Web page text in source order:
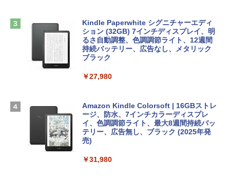
Apple 2026 MacBook Air M5チップ搭載
13インチノートブック：AIとApple Intell
igence、13.6インチLiquid Retinaディ
スプレイ、16GBユニファイドメモリ、1
ームカメラ、日本語キーボード、Touch I
￥261,414
【Amazon.co.jp限定】 HP ノートパソコ
ン 15-fd 15.6インチ 16GBメモリ 512GB
インゲームコード】 ロブロックス | オン
ラインコード版
￥3,200
Robloxギフトカード - 1000 Robux 【限
ラインコード版
￥1,600
ト): Java & Bedrock Edition | オンライ
にもKindle出版にも！ 非エンジニアのた
めのAIコーディング入門シリーズ
￥99
1冊ですべて身につくHTML & CSSとWe
￥1,292
FM TOWNS ハイパー・カタログ: 本体ハ
ェクトリストと最新エミュレータ紹介
Kindle Paperwhite シグニチャーエディ
ション (32GB) 7インチディスプレイ、明
るさ自動調整、色調調節ライト、12週間
持続バッテリー、広告なし、メタリック
ブラック
￥27,980
Amazon Kindle Colorsoft | 16GBストレ
ージ、防水、7インチカラーディスプレ
イ、色調調節ライト、最大8週間持続バッ
テリー、広告無し、ブラック (2025年発
売)
￥31,980